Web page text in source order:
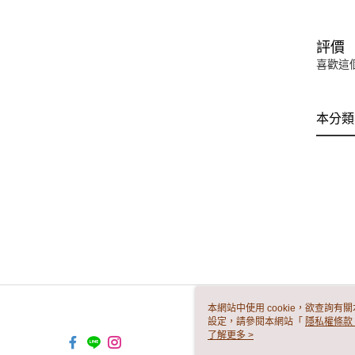
評價
喜歡這
本分
本網站中使用 cookie，欲查詢有
設定，請參閱本網站「 隱私權條款
使用 cookie。
了解更多 >